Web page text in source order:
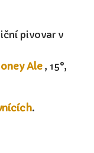
pivovar v
Ale , 15°,
.